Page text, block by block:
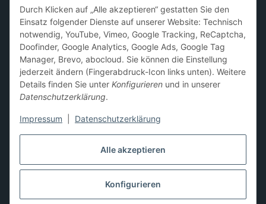
Sammelkarten-Zubehör &
Schutzprodukte
Card Sleeves, Penny Sleeves, Premium Sleeves,Toploader
Magnetic Holder, Sammelalben / Binder / Pocket Pages
Deckboxen ,Playmats undAufbewahrungslösungen
Vertrag widerrufen
Alle akzeptieren
Konfigurieren
Durch Klicken auf „Alle akzeptieren“ gestatten Sie den
Einsatz folgender Dienste auf unserer Website: Technisch
notwendig, YouTube, Vimeo, Google Tracking, ReCaptcha,
Doofinder, Google Analytics, Google Ads, Google Tag
Manager, Brevo, abocloud. Sie können die Einstellung
jederzeit ändern (Fingerabdruck-Icon links unten). Weitere
Details finden Sie unter Konfigurieren und in unserer
Datenschutzerklärung.
Impressum Datenschutzerklärung